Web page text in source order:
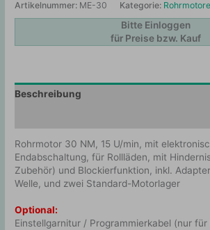
Artikelnummer: ME-30 Kategorie:
Bitte Einloggen
für Preise bzw. Kauf
Beschreibung
Rohrmotor 30 NM, 15 U/min, mit
Endabschaltung, für Rollläden, mit
Zubehör) und Blockierfunktion, inkl.
Welle, und zwei Standard-Motorlager
Optional:
Einstellgarnitur / Programmierkabel (nur für